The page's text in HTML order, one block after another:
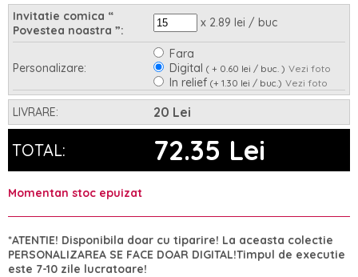
Invitatie comica “
Povestea noastra ”:
x 2.89 lei / buc
Personalizare:
Fara
Digital( + 0.60 lei / buc. ) Vezi foto
In relief(+ 1.30 lei / buc.) Vezi foto
Asamblare: Nu Da(+ 0.95 lei / buc.)
LIVRARE: 20 Lei
TOTAL: 72.35 Lei
Momentan stoc epuizat
*ATENTIE! Disponibila doar cu tiparire! La aceasta colectie
PERSONALIZAREA SE FACE DOAR DIGITAL!Timpul de executie
este 7-10 zile lucratoare!